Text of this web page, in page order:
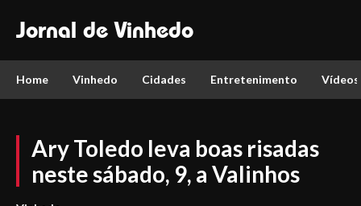
Jornal de Vinhedo
Home Vinhedo Cidades Entretenimento Vídeos
Ary Toledo leva boas risadas
neste sábado, 9, a Valinhos